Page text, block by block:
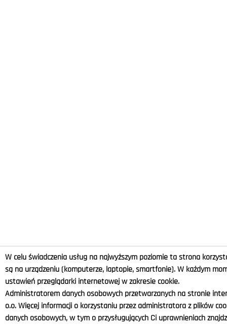
W celu świadczenia usług na najwyższym poziomie ta strona
są na urządzeniu (komputerze, laptopie, smartfonie). W każdym
ustawień przeglądarki internetowej w zakresie cookie.
Administratorem danych osobowych przetwarzanych na stronie
o.o. Więcej informacji o korzystaniu przez administratora z plików
danych osobowych, w tym o przysługujących Ci uprawnieniach